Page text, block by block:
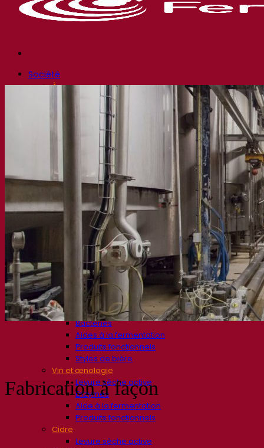
Société
À propos
Expert en fermentation
Une équipe passionnée
Soutenir la créativité
À propos de Lesaffre
Recherche et développement
Superior Yeast par Fermentis
Caractérisation produits
Développement de produits
Nos marques
E2U™ – Easy To Use
SafYeast™
All In 1™
Fermentis Academy™
Autres services
Fabrication à façon
Dégustations de boissons
Solutions de fermentation
Bière et brasserie
Levure sèche active
Bactéries
Aides à la fermentation
Produits fonctionnels
Styles de bière
Vin et œnologie
Levure sèche active
Enzymes
Aide à la fermentation
Produits fonctionnels
Cidre
Levure sèche active
Fabrication à façon